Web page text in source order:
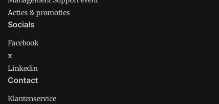
Acties & promoties
Socials
Facebook
x
Linkedin
Contact
Klantenservice